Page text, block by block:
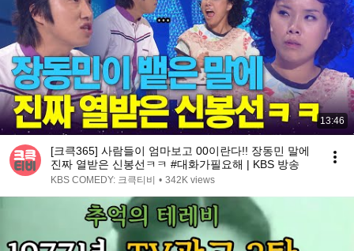
13:46
[크큭365] 사람들이 엄마보고 00이란다!! 장동민 말에
진짜 열받은 신봉선ㅋㅋ #대화가필요해 | KBS 방송
KBS COMEDY: 크큭티비 • 342K views